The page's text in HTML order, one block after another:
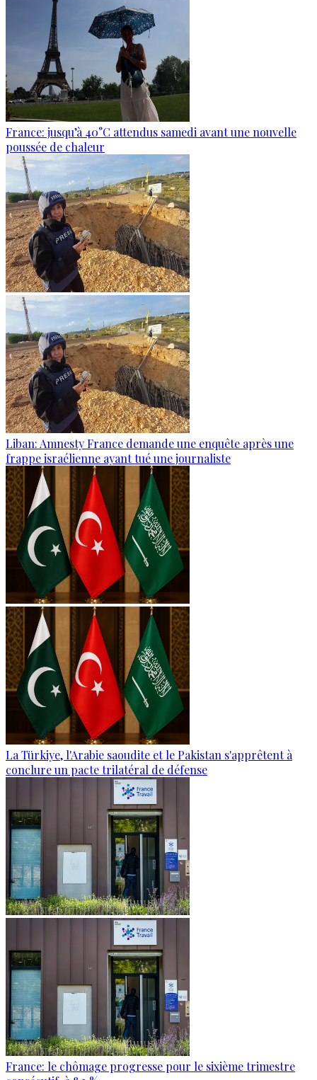
France: jusqu’à 40°C attendus samedi avant une nouvelle
poussée de chaleur
Liban: Amnesty France demande une enquête après une
frappe israélienne ayant tué une journaliste
La Türkiye, l'Arabie saoudite et le Pakistan s'apprêtent à
conclure un pacte trilatéral de défense
France: le chômage progresse pour le sixième trimestre